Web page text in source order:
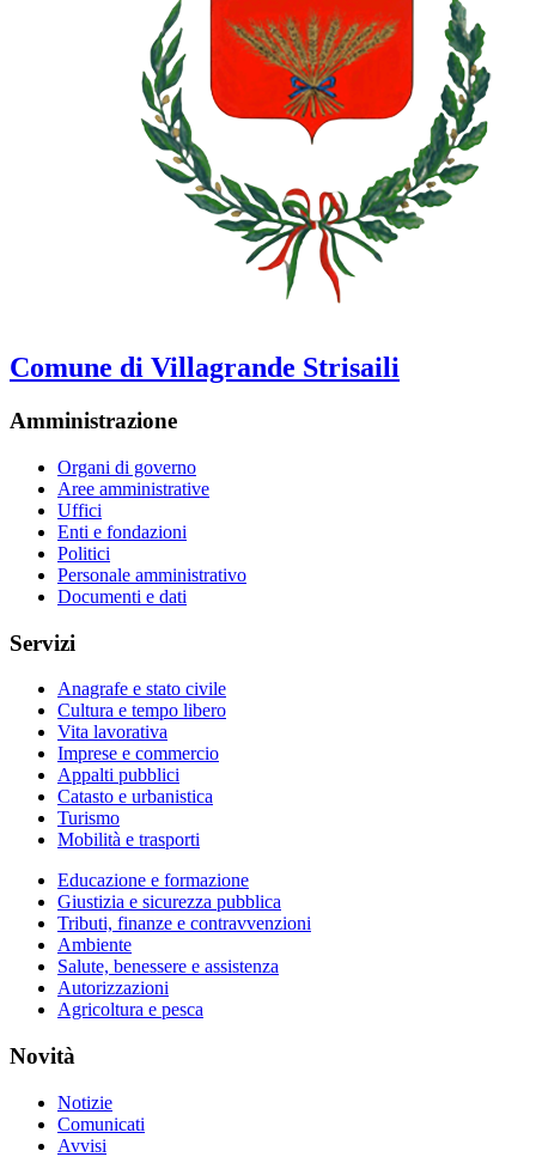
Comune di Villagrande Strisaili
Amministrazione
Organi di governo
Aree amministrative
Uffici
Enti e fondazioni
Politici
Personale amministrativo
Documenti e dati
Servizi
Anagrafe e stato civile
Cultura e tempo libero
Vita lavorativa
Imprese e commercio
Appalti pubblici
Catasto e urbanistica
Turismo
Mobilità e trasporti
Educazione e formazione
Giustizia e sicurezza pubblica
Tributi, finanze e contravvenzioni
Ambiente
Salute, benessere e assistenza
Autorizzazioni
Agricoltura e pesca
Novità
Notizie
Comunicati
Avvisi